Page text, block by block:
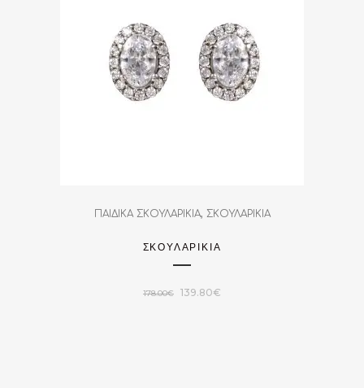
ΠΑΙΔΙΚΑ ΣΚΟΥΛΑΡΙΚΙΑ, ΣΚΟΥΛΑΡΙΚΙΑ
ΣΚΟΥΛΑΡΙΚΙΑ
178.00€
Original
139.80€